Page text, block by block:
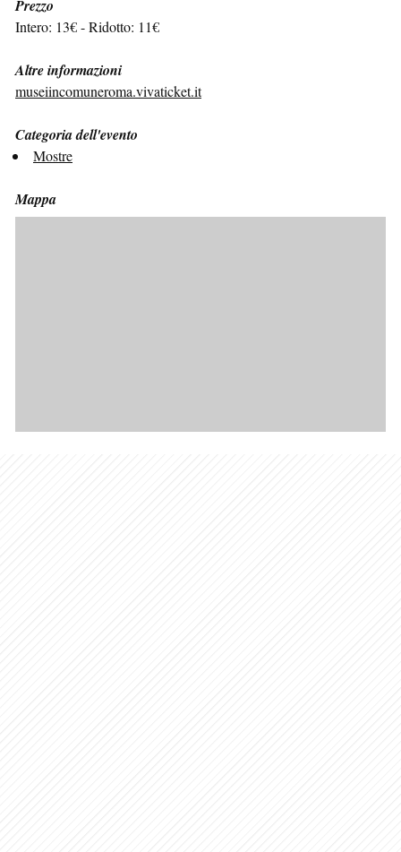
Prezzo
Intero: 13€ - Ridotto: 11€
Altre informazioni
museiincomuneroma.vivaticket.it
Categoria dell'evento
Mostre
Mappa